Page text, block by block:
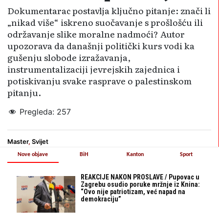
Dokumentarac postavlja ključno pitanje: znači li
„nikad više“ iskreno suočavanje s prošlošću ili
održavanje slike moralne nadmoći? Autor
upozorava da današnji politički kurs vodi ka
gušenju slobode izražavanja,
instrumentalizaciji jevrejskih zajednica i
potiskivanju svake rasprave o palestinskom
pitanju.
Pregleda: 257
Master, Svijet
Nove objave
REAKCIJE NAKON PROSLAVE / Pupovac u
Zagrebu osudio poruke mržnje iz Knina:
“Ovo nije patriotizam, već napad na
demokraciju”
BiH Kanton Sport